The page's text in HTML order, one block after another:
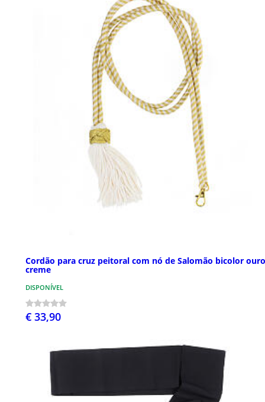
Cordão para cruz peitoral com nó de Salomão bicolor
creme
DISPONÍVEL
€ 33,90